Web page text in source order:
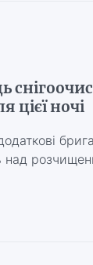
цієї ночі
над